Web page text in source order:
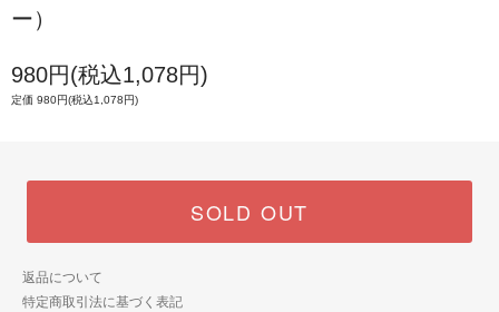
ー）
980円(税込1,078円)
定価 980円(税込1,078円)
SOLD OUT
返品について
特定商取引法に基づく表記